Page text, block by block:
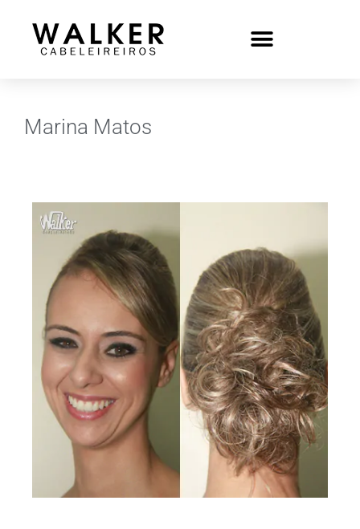
Marina Matos